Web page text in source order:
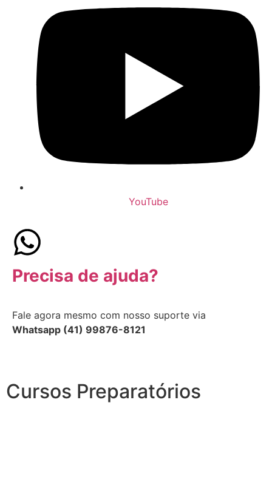
YouTube
Precisa de ajuda?
Fale agora mesmo com nosso suporte via
Whatsapp (41) 99876-8121
Cursos Preparatórios